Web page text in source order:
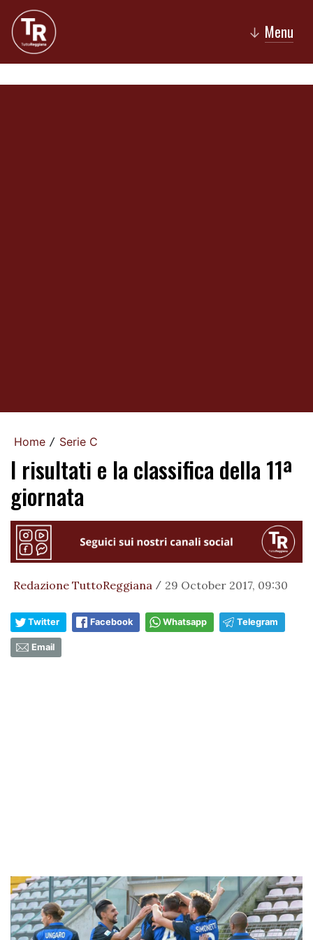
↓ Menu
Home / Serie C
I risultati e la classifica della 11ª
giornata
Redazione TuttoReggiana / 29 October 2017, 09:30
Twitter Facebook Whatsapp Telegram
Email